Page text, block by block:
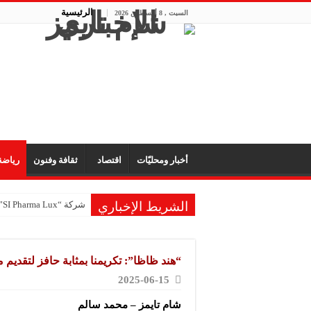
السبت , 8 أغسطس 2026 الرئيسية
أخبار ومحليّات اقتصاد ثقافة وفنون
الشريط الإخباري شركة “SI Pharma Lux”: مشاركتنا في المعرض عززت التواصل مع الشركاء المحليين والدوليين
مكتب “الأمانة”
“هند ظاظا”: تكريمنا بمثابة حافز لتقديم
2025-06-15
شام تايمز – محمد سالم